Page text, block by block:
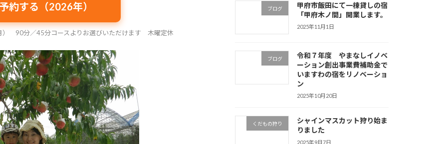
約する（2026年）
） 90分／45分コースよりお選びいただけます 木曜定休
ブログ
甲府市飯田にて一棟貸しの宿
「甲府木ノ間」開業します。
2025年11月1日
ブログ
令和７年度 やまなしイノベ
ーション創出事業費補助金で
いますわの宿をリノベーショ
ン
2025年10月20日
くだもの狩り
シャインマスカット狩り始ま
りました
2025年9月7日